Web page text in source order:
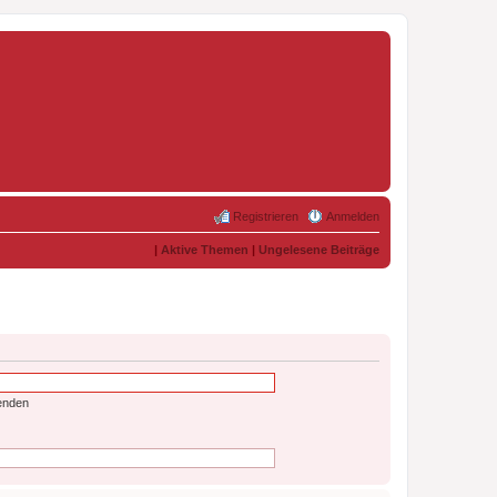
Anmelden
Registrieren
| Aktive Themen | Ungelesene Beiträge